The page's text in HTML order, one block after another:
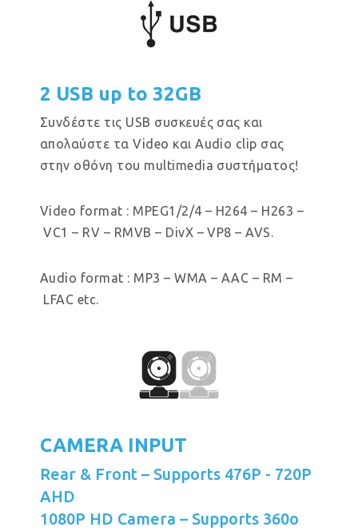
2 USB up to 32GB
Συνδέστε τις USB συσκευές σας και
απολαύστε τα Video και Audio clip σας
στην οθόνη του multimedia συστήματος!
Video format : MPEG1/2/4 – H264 – H263 –
VC1 – RV – RMVB – DivX – VP8 – AVS.
Audio format : MP3 – WMA – AAC – RM –
LFAC etc.
CAMERA INPUT
Rear & Front – Supports 476P - 720P
AHD
1080P HD Camera – Supports 360o